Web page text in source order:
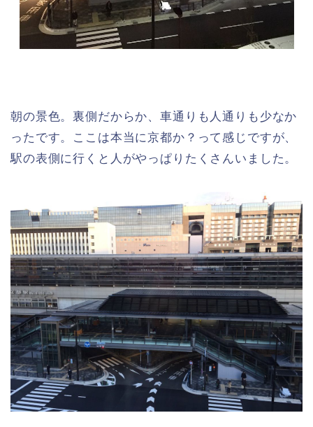
朝の景色。裏側だからか、車通りも人通りも少なか
ったです。ここは本当に京都か？って感じですが、
駅の表側に行くと人がやっぱりたくさんいました。